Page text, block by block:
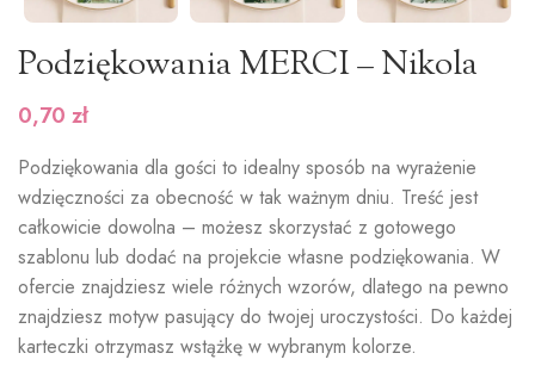
Podziękowania MERCI – Nikola
0,70 zł
Podziękowania dla gości to idealny sposób na wyrażenie
wdzięczności za obecność w tak ważnym dniu. Treść jest
całkowicie dowolna – możesz skorzystać z gotowego
szablonu lub dodać na projekcie własne podziękowania. W
ofercie znajdziesz wiele różnych wzorów, dlatego na pewno
znajdziesz motyw pasujący do twojej uroczystości. Do każdej
karteczki otrzymasz wstążkę w wybranym kolorze.